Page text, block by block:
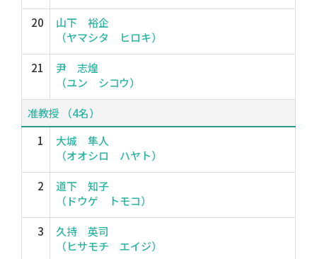
20
山下 裕企
（ヤマシタ ヒロキ）
21
尹 志煌
（ユン シコウ）
准教授 （4名）
1
大城 隼人
（オオシロ ハヤト）
2
道下 知子
（ドウゲ トモコ）
3
久持 英司
（ヒサモチ エイジ）